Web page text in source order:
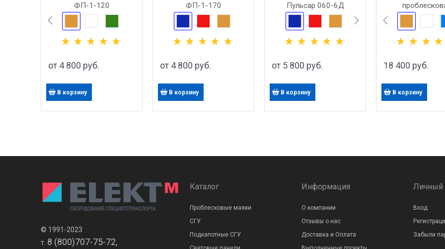
ФП-1-120
от 4 800 руб.
В корзину
ФП-1-170
от 4 800 руб.
В корзину
Пульсар 060-6Д
от 5 800 руб.
В корзину
18 400 руб.
В корзину
© 1991-2023
т. 8 (800)707-75-72,
Каталог
Проблесковые маяки
СГУ
Подкапотные СГУ
Информация
О компании
Отзывы о нас
Доставка и Оплата
Личный
Вход
Забыли